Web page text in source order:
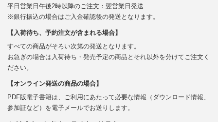
平日営業日午後2時以降のご注文：翌営業日発送
※銀行振込の場合はご入金確認後の発送となります。
【入荷待ち、予約注文が含まれる場合】
すべての商品がそろい次第の発送となります。
お急ぎの場合は入荷待ち・発売予定の商品とそれ以外を分けてご注文く
ださい。
【オンライン発送の商品の場合】
PDF版電子書籍は、ご利用にあたって必要な情報（ダウンロード情報、
参加証など）を電子メールでお送りします。